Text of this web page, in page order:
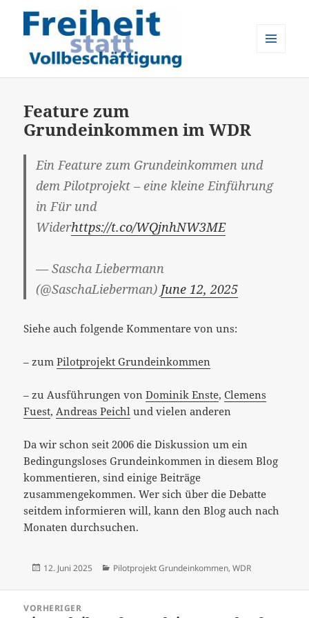
Feature zum
Grundeinkommen im WDR
Ein Feature zum Grundeinkommen und
dem Pilotprojekt – eine kleine Einführung
in Für und
Widerhttps://t.co/WQjnhNW3ME
— Sascha Liebermann
(@SaschaLieberman) June 12, 2025
Siehe auch folgende Kommentare von uns:
– zumPilotprojekt Grundeinkommen
– zu Ausführungen vonDominik Enste,Clemens
Fuest, Andreas Peichl und vielen anderen
Da wir schon seit 2006 die Diskussion um ein
Bedingungsloses Grundeinkommen in diesem Blog
kommentieren, sind einige Beiträge
zusammengekommen. Wer sich über die Debatte
seitdem informieren will, kann den Blog auch nach
Monaten durchsuchen.
Veröffentlicht
12. Juni 2025 Kategorien
Pilotprojekt Grundeinkommen, WDR
VORHERIGER